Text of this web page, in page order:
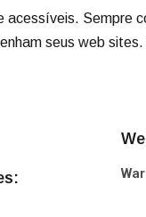
Sempre
seus web